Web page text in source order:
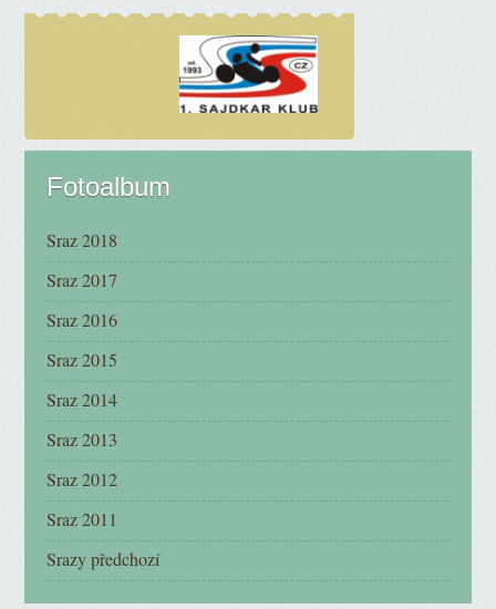
Fotoalbum
Sraz 2018
Sraz 2017
Sraz 2016
Sraz 2015
Sraz 2014
Sraz 2013
Sraz 2012
Sraz 2011
Srazy předchozí